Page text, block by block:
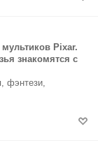
Pixar.
знакомятся с
фэнтези,